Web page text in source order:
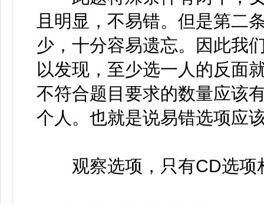
且明显，不易错。但是第二
少，十分容易遗忘。因此我
以发现，至少选一人的反面
不符合题目要求的数量应该
个人。也就是说易错选项应
观察选项，只有CD选项